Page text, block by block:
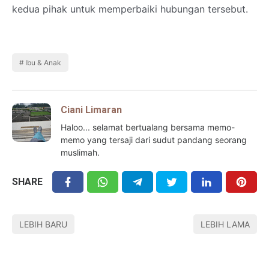
kedua pihak untuk memperbaiki hubungan tersebut.
Ibu & Anak
Ciani Limaran
Haloo... selamat bertualang bersama memo-
memo yang tersaji dari sudut pandang seorang
muslimah.
SHARE
LEBIH BARU LEBIH LAMA